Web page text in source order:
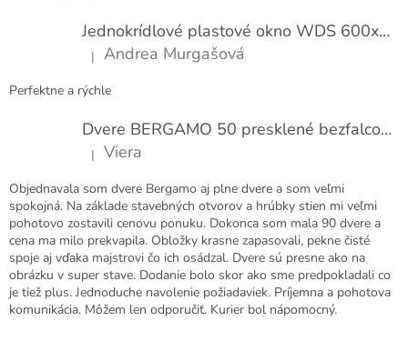
Jednokrídlové plastové okno WDS 600x1000
Hodnotenie produktu je 5 z 5 hviezdičiek.
| Andrea Murgašová
Perfektne a rýchle
Dvere BERGAMO 50 presklené bezfalcové EXTRA
Hodnotenie produktu je 5 z 5 hviezdičiek.
| Viera
Objednavala som dvere Bergamo aj plne dvere a som veľmi
spokojná. Na základe stavebných otvorov a hrúbky stien mi veľmi
pohotovo zostavili cenovu ponuku. Dokonca som mala 90 dvere a
cena ma milo prekvapila. Obložky krasne zapasovali, pekne čisté
spoje aj vďaka majstrovi čo ich osádzal. Dvere sú presne ako na
obrázku v super stave. Dodanie bolo skor ako sme predpokladali co
je tiež plus. Jednoduche navolenie požiadaviek. Príjemna a pohotova
komunikácia. Môžem len odporučiť. Kurier bol nápomocný.